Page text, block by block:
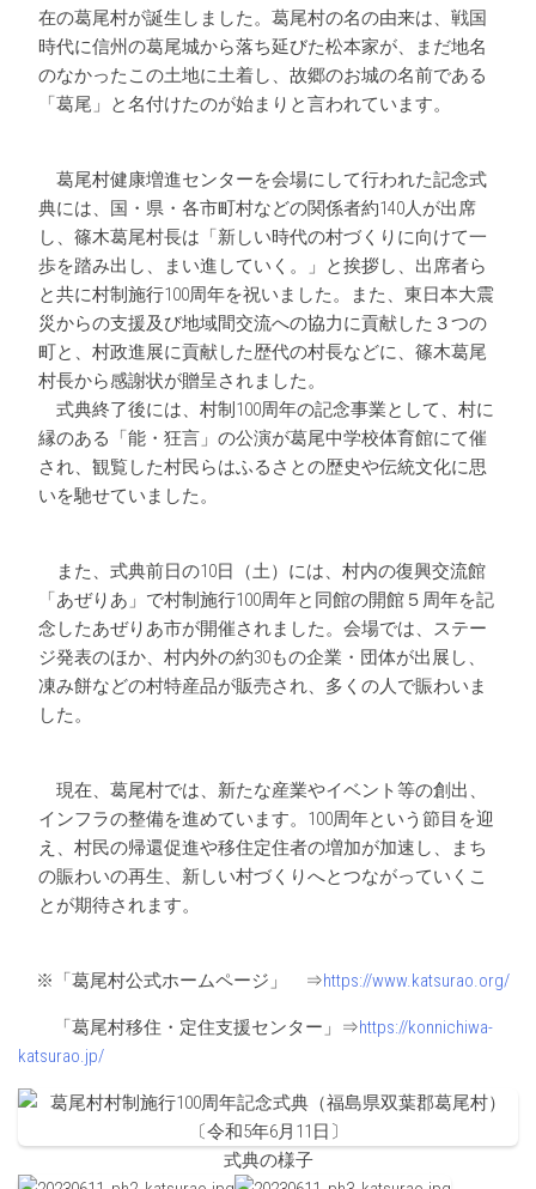
在の葛尾村が誕生しました。葛尾村の名の由来は、戦国
時代に信州の葛尾城から落ち延びた松本家が、まだ地名
のなかったこの土地に土着し、故郷のお城の名前である
「葛尾」と名付けたのが始まりと言われています。
葛尾村健康増進センターを会場にして行われた記念式
典には、国・県・各市町村などの関係者約140人が出席
し、篠木葛尾村長は「新しい時代の村づくりに向けて一
歩を踏み出し、まい進していく。」と挨拶し、出席者ら
と共に村制施行100周年を祝いました。また、東日本大震
災からの支援及び地域間交流への協力に貢献した３つの
町と、村政進展に貢献した歴代の村長などに、篠木葛尾
村長から感謝状が贈呈されました。
式典終了後には、村制100周年の記念事業として、村に
縁のある「能・狂言」の公演が葛尾中学校体育館にて催
され、観覧した村民らはふるさとの歴史や伝統文化に思
いを馳せていました。
また、式典前日の10日（土）には、村内の復興交流館
「あぜりあ」で村制施行100周年と同館の開館５周年を記
念したあぜりあ市が開催されました。会場では、ステー
ジ発表のほか、村内外の約30もの企業・団体が出展し、
凍み餅などの村特産品が販売され、多くの人で賑わいま
した。
現在、葛尾村では、新たな産業やイベント等の創出、
インフラの整備を進めています。100周年という節目を迎
え、村民の帰還促進や移住定住者の増加が加速し、まち
の賑わいの再生、新しい村づくりへとつながっていくこ
とが期待されます。
※「葛尾村公式ホームページ」 ⇒https://www.katsurao.org/
「葛尾村移住・定住支援センター」⇒https://konnichiwa-
katsurao.jp/
式典の様子